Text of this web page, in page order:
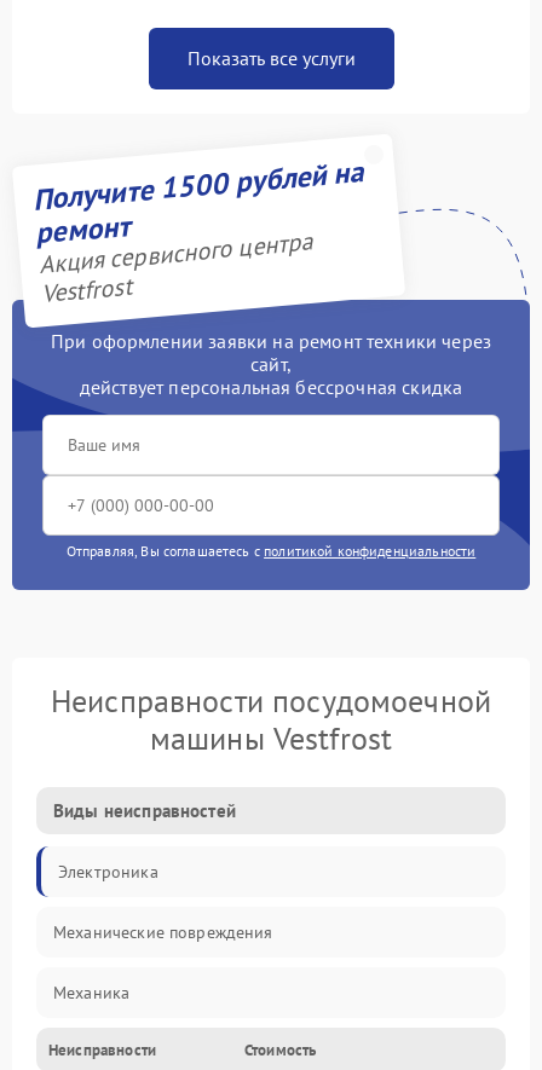
Показать все услуги
Получите 1500 рублей на
ремонт
Акция сервисного центра
Vestfrost
При оформлении заявки на ремонт техники через
сайт,
действует персональная бессрочная скидка
Отправляя, Вы соглашаетесь с политикой конфиденциальности
Неисправности посудомоечной
машины Vestfrost
Виды неисправностей
Электроника
Механические повреждения
Механика
Управление
Неисправности Стоимость